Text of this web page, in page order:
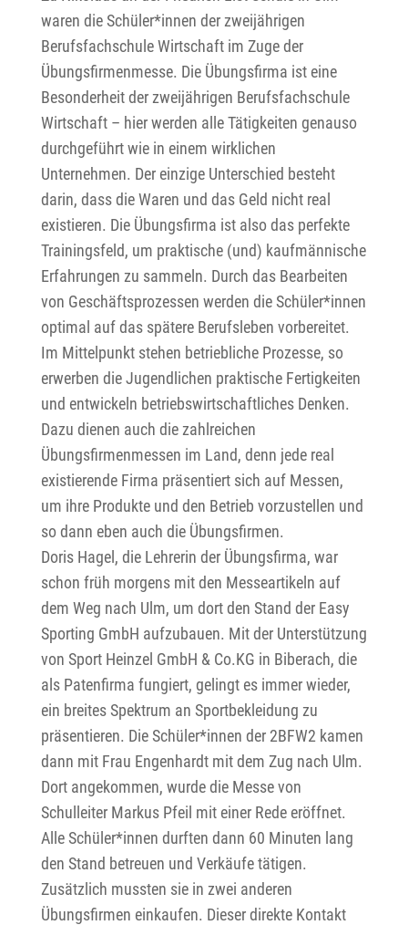
waren die Schüler*innen der zweijährigen
Berufsfachschule Wirtschaft im Zuge der
Übungsfirmenmesse. Die Übungsfirma ist eine
Besonderheit der zweijährigen Berufsfachschule
Wirtschaft – hier werden alle Tätigkeiten genauso
durchgeführt wie in einem wirklichen
Unternehmen. Der einzige Unterschied besteht
darin, dass die Waren und das Geld nicht real
existieren. Die Übungsfirma ist also das perfekte
Trainingsfeld, um praktische (und) kaufmännische
Erfahrungen zu sammeln. Durch das Bearbeiten
von Geschäftsprozessen werden die Schüler*innen
optimal auf das spätere Berufsleben vorbereitet.
Im Mittelpunkt stehen betriebliche Prozesse, so
erwerben die Jugendlichen praktische Fertigkeiten
und entwickeln betriebswirtschaftliches Denken.
Dazu dienen auch die zahlreichen
Übungsfirmenmessen im Land, denn jede real
existierende Firma präsentiert sich auf Messen,
um ihre Produkte und den Betrieb vorzustellen und
so dann eben auch die Übungsfirmen.
Doris Hagel, die Lehrerin der Übungsfirma, war
schon früh morgens mit den Messeartikeln auf
dem Weg nach Ulm, um dort den Stand der Easy
Sporting GmbH aufzubauen. Mit der Unterstützung
von Sport Heinzel GmbH & Co.KG in Biberach, die
als Patenfirma fungiert, gelingt es immer wieder,
ein breites Spektrum an Sportbekleidung zu
präsentieren. Die Schüler*innen der 2BFW2 kamen
dann mit Frau Engenhardt mit dem Zug nach Ulm.
Dort angekommen, wurde die Messe von
Schulleiter Markus Pfeil mit einer Rede eröffnet.
Alle Schüler*innen durften dann 60 Minuten lang
den Stand betreuen und Verkäufe tätigen.
Zusätzlich mussten sie in zwei anderen
Übungsfirmen einkaufen. Dieser direkte Kontakt